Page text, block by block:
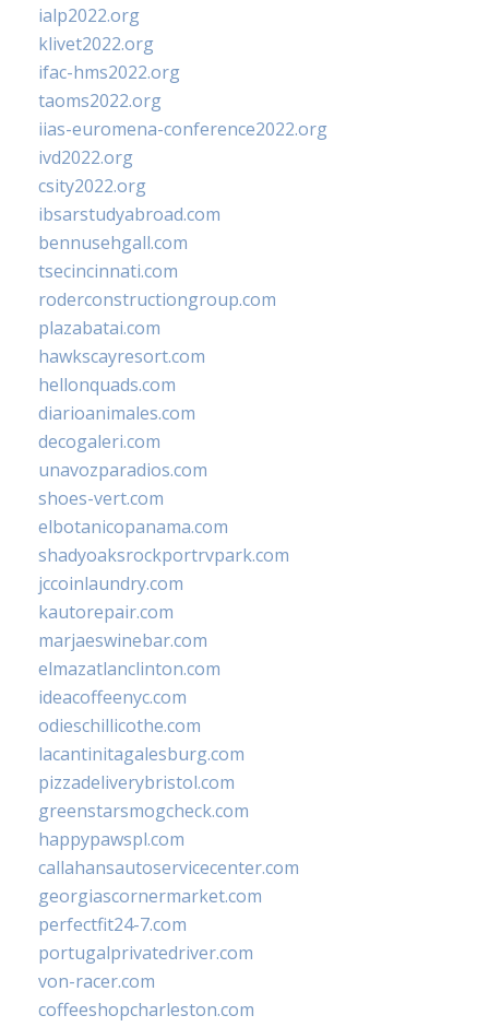
ialp2022.org
klivet2022.org
ifac-hms2022.org
taoms2022.org
iias-euromena-conference2022.org
ivd2022.org
csity2022.org
ibsarstudyabroad.com
bennusehgall.com
tsecincinnati.com
roderconstructiongroup.com
plazabatai.com
hawkscayresort.com
hellonquads.com
diarioanimales.com
decogaleri.com
unavozparadios.com
shoes-vert.com
elbotanicopanama.com
shadyoaksrockportrvpark.com
jccoinlaundry.com
kautorepair.com
marjaeswinebar.com
elmazatlanclinton.com
ideacoffeenyc.com
odieschillicothe.com
lacantinitagalesburg.com
pizzadeliverybristol.com
greenstarsmogcheck.com
happypawspl.com
callahansautoservicecenter.com
georgiascornermarket.com
perfectfit24-7.com
portugalprivatedriver.com
von-racer.com
coffeeshopcharleston.com